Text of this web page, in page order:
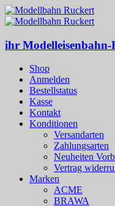
ihr Modelleisenbahn-
Shop
Anmelden
Bestellstatus
Kasse
Kontakt
Konditionen
Versandarten
Zahlungsarten
Neuheiten
Vertrag
Marken
ACME
BRAWA